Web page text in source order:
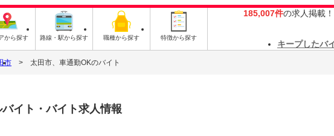
から探す 路線・駅から探す 職種から探す 特徴から探す
185,007件の求人掲載
キープしたバ
市 太田市、車通勤OKのバイト
イト・バイト求人情報